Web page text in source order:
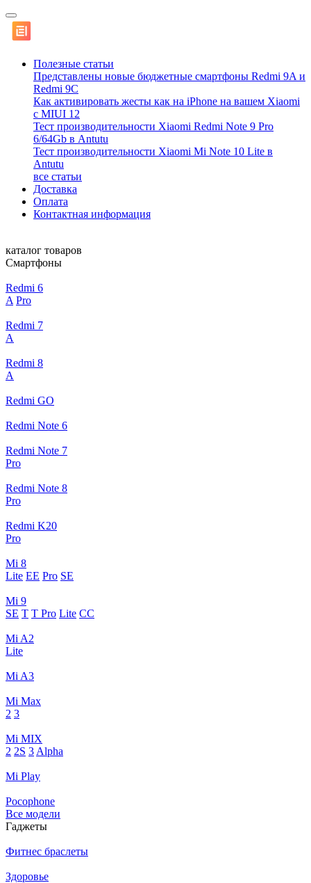
Полезные статьи
Представлены новые бюджетные смартфоны Redmi 9A и
Redmi 9C
Как активировать жесты как на iPhone на вашем Xiaomi
с MIUI 12
Тест производительности Xiaomi Redmi Note 9 Pro
6/64Gb в Antutu
Тест производительности Xiaomi Mi Note 10 Lite в
Antutu
все статьи
Доставка
Оплата
Контактная информация
каталог товаров
Смартфоны
Redmi 6
A Pro
Redmi 7
A
Redmi 8
A
Redmi GO
Redmi Note 6
Redmi Note 7
Pro
Redmi Note 8
Pro
Redmi K20
Pro
Mi 8
Lite EE Pro SE
Mi 9
SE T T Pro Lite CC
Mi A2
Lite
Mi A3
Mi Max
2 3
Mi MIX
2 2S 3 Alpha
Mi Play
Pocophone
Все модели
Гаджеты
Фитнес браслеты
Здоровье